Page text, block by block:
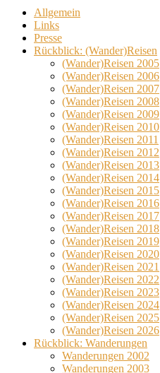
Allgemein
Links
Presse
Rückblick: (Wander)Reisen
(Wander)Reisen 2005
(Wander)Reisen 2006
(Wander)Reisen 2007
(Wander)Reisen 2008
(Wander)Reisen 2009
(Wander)Reisen 2010
(Wander)Reisen 2011
(Wander)Reisen 2012
(Wander)Reisen 2013
(Wander)Reisen 2014
(Wander)Reisen 2015
(Wander)Reisen 2016
(Wander)Reisen 2017
(Wander)Reisen 2018
(Wander)Reisen 2019
(Wander)Reisen 2020
(Wander)Reisen 2021
(Wander)Reisen 2022
(Wander)Reisen 2023
(Wander)Reisen 2024
(Wander)Reisen 2025
(Wander)Reisen 2026
Rückblick: Wanderungen
Wanderungen 2002
Wanderungen 2003